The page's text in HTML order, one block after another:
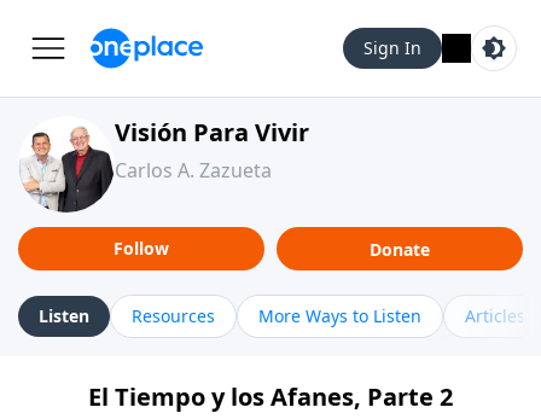
Sign In
Visión Para Vivir
Carlos A. Zazueta
Follow Donate
Listen Resources More Ways to Listen Articles
El Tiempo y los Afanes, Parte 2